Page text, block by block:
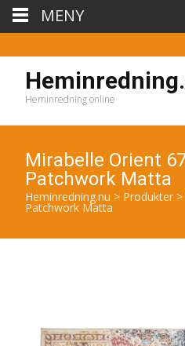
Heminredning online
Mirabelle Orient
Patchwork Matta
Heminredning.nu > Produkter >
Patchwork Matta
MENY